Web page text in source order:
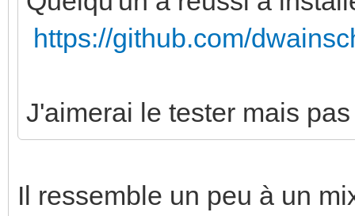
https://github.com/
J'aimerai le tester mais
Il ressemble un peu à un